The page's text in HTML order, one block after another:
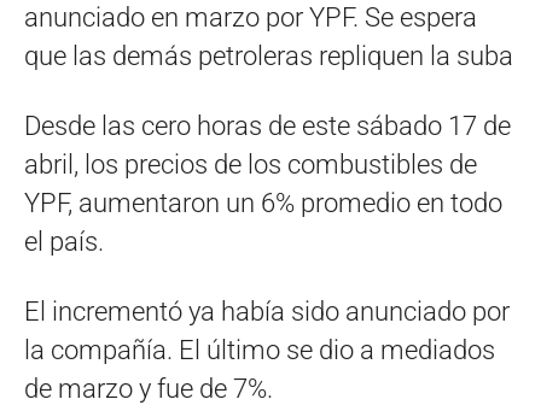
anunciado en marzo por YPF. Se espera
que las demás petroleras repliquen la suba
Desde las cero horas de este sábado 17 de
abril, los precios de los combustibles de
YPF, aumentaron un 6% promedio en todo
el país.
El incrementó ya había sido anunciado por
la compañía. El último se dio a mediados
de marzo y fue de 7%.